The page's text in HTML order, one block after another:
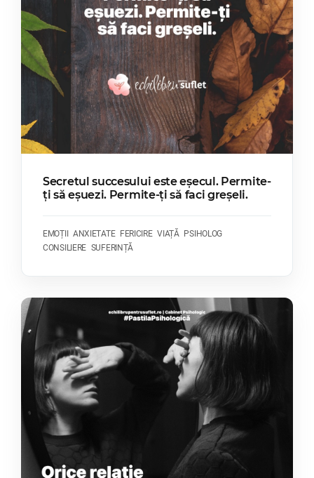
Secretul succesului este eșecul. Permite-
ți să eșuezi. Permite-ți să faci greșeli.
EMOȚII ANXIETATE FERICIRE VIAȚĂ PSIHOLOG
CONSILIERE SUFERINȚĂ